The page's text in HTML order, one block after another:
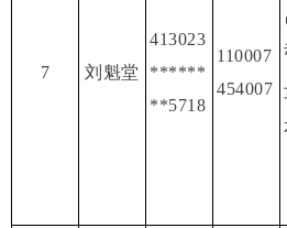
7 刘魁堂
413023
******
**5718
110007
454007